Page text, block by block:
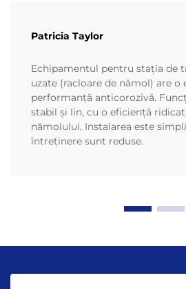
Patricia Taylor
Echipamentul pentru stația de
uzate (racloare de nămol) are o
performanță anticorozivă.
stabil și lin, cu o eficiență
nămolului. Instalarea este
întreținere sunt reduse.